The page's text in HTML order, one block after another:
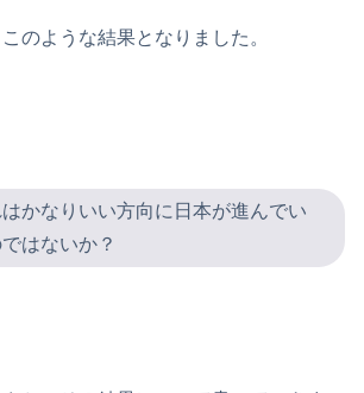
のような結果となりました。
はかなりいい方向に日本が進んでい
はないか？